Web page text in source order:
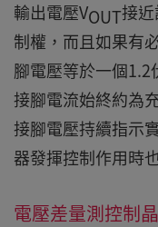
輸出電壓VOUT接
制權，而且如果有
腳電壓等於一個1.2
接腳電流始終約為
接腳電壓持續指示
器發揮控制作用時
電壓差量測控制